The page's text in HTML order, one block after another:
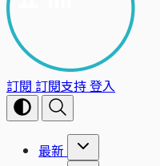
訂閱 訂閱支持登入
最新